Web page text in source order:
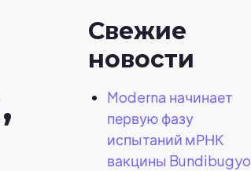
Свежие
новости
Moderna начинает
первую фазу
испытаний мРНК
вакцины Bundibugyo